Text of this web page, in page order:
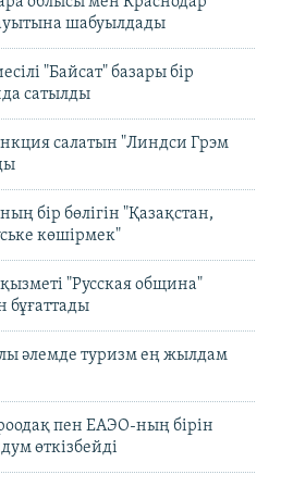
шабуылдады
"Байсат" базары бір
сатылды
салатын "Линдси Грэм
бір бөлігін "Қазақстан,
көшірмек"
"Русская община"
әлемде туризм ең жылдам
пен ЕАЭО-ның бірін
өткізбейді